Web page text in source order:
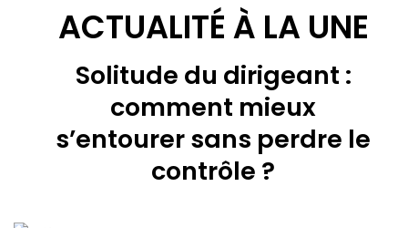
ACTUALITÉ À LA UNE
Solitude du dirigeant :
comment mieux
s’entourer sans perdre le
contrôle ?